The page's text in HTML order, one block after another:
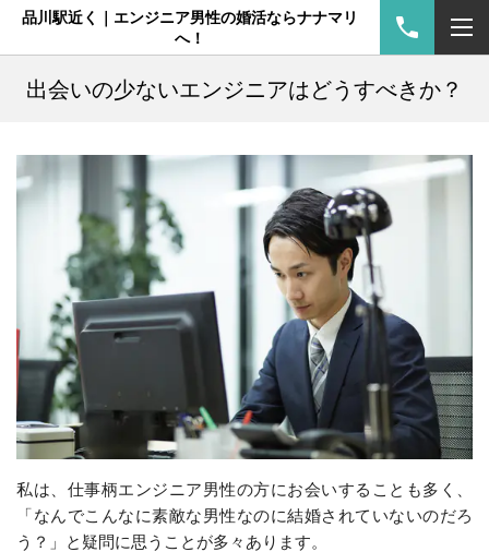
品川駅近く｜エンジニア男性の婚活ならナナマリ
へ！
出会いの少ないエンジニアはどうすべきか？
私は、仕事柄エンジニア男性の方にお会いすることも多く、
「なんでこんなに素敵な男性なのに結婚されていないのだろ
う？」と疑問に思うことが多々あります。